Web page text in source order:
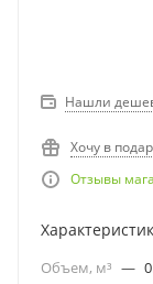
Нашли
Хочу в
Отзывы
Объем, м³ —